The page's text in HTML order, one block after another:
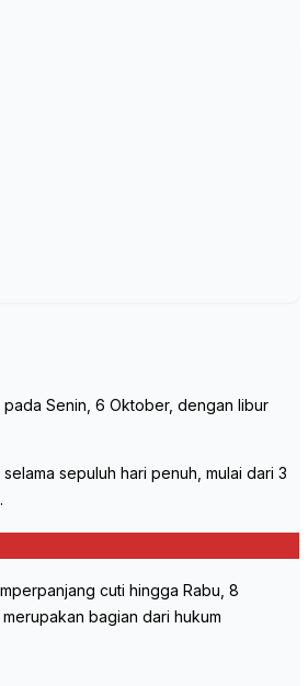
Senin, 6 Oktober, dengan libur
sepuluh hari penuh, mulai dari 3
cuti hingga Rabu, 8
bagian dari hukum